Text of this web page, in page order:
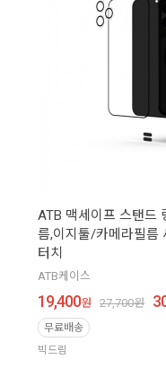
ATB 맥세이프 스탠드
름,이지툴/카메라필름
터치
ATB케이스
19,400원 27,700원
무료배송
빅드림